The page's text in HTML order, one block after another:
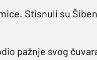
Stisnuli su
pažnje svog